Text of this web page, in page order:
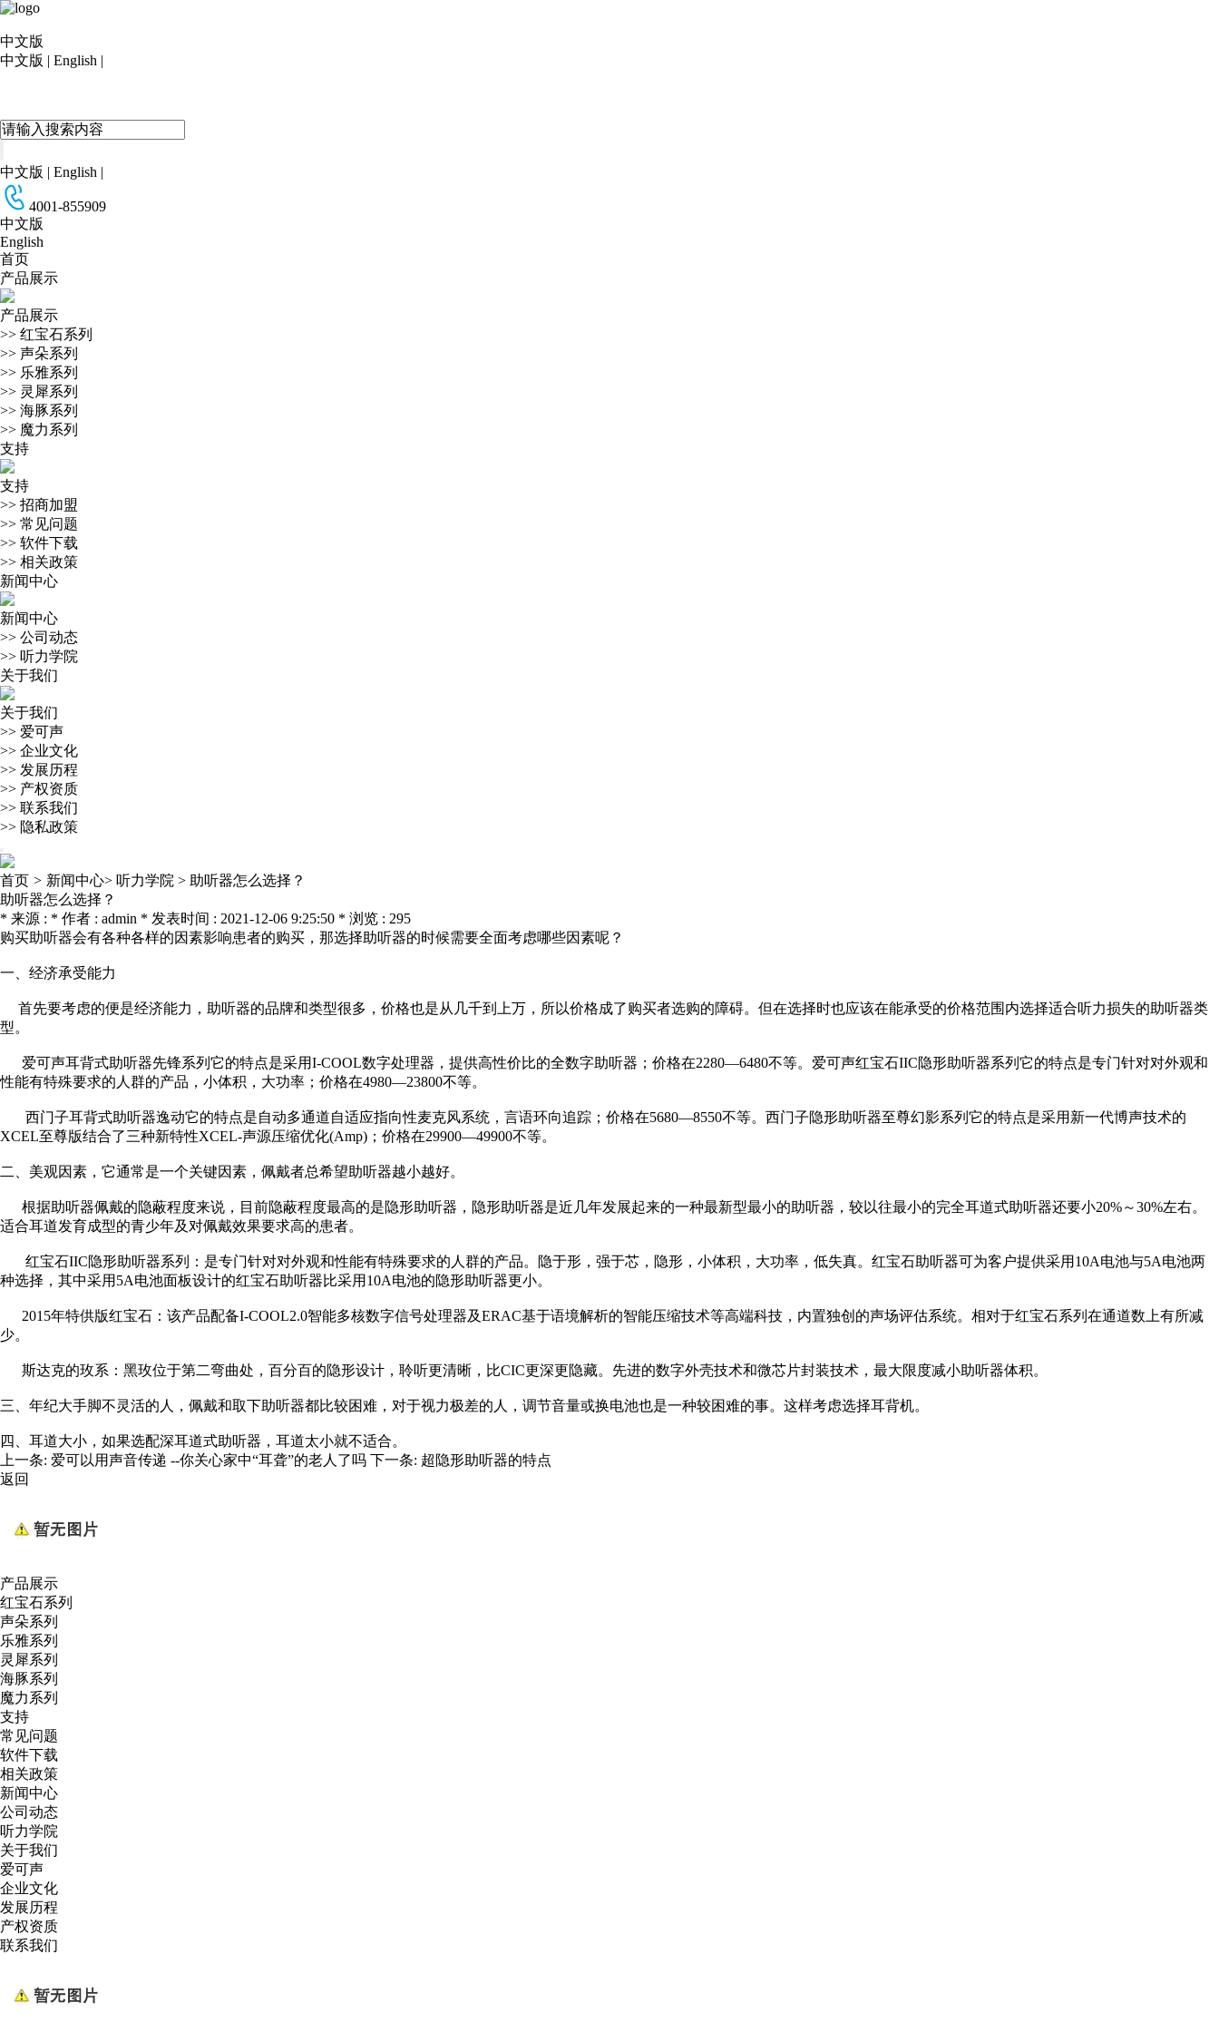
中文版
中文版 | English |
中文版 | English |
4001-855909
中文版
English
首页
产品展示
产品展示
>> 红宝石系列
>> 声朵系列
>> 乐雅系列
>> 灵犀系列
>> 海豚系列
>> 魔力系列
支持
支持
>> 招商加盟
>> 常见问题
>> 软件下载
>> 相关政策
新闻中心
新闻中心
>> 公司动态
>> 听力学院
关于我们
关于我们
>> 爱可声
>> 企业文化
>> 发展历程
>> 产权资质
>> 联系我们
>> 隐私政策
首页 > 新闻中心> 听力学院 > 助听器怎么选择？
助听器怎么选择？
* 来源 : * 作者 : admin * 发表时间 : 2021-12-06 9:25:50 * 浏览 : 295
购买助听器会有各种各样的因素影响患者的购买，那选择助听器的时候需要全面考虑哪些因素呢？
一、经济承受能力
首先要考虑的便是经济能力，助听器的品牌和类型很多，价格也是从几千到上万，所以价格成了购买者选购的障碍。但在选择时也应该在能承受的价格范围内选择适合听力损失的助听器类
型。
爱可声耳背式助听器先锋系列它的特点是采用I-COOL数字处理器，提供高性价比的全数字助听器；价格在2280—6480不等。爱可声红宝石IIC隐形助听器系列它的特点是专门针对对外观和
性能有特殊要求的人群的产品，小体积，大功率；价格在4980—23800不等。
西门子耳背式助听器逸动它的特点是自动多通道自适应指向性麦克风系统，言语环向追踪；价格在5680—8550不等。西门子隐形助听器至尊幻影系列它的特点是采用新一代博声技术的
XCEL至尊版结合了三种新特性XCEL-声源压缩优化(Amp)；价格在29900—49900不等。
二、美观因素，它通常是一个关键因素，佩戴者总希望助听器越小越好。
根据助听器佩戴的隐蔽程度来说，目前隐蔽程度最高的是隐形助听器，隐形助听器是近几年发展起来的一种最新型最小的助听器，较以往最小的完全耳道式助听器还要小20%～30%左右。
适合耳道发育成型的青少年及对佩戴效果要求高的患者。
红宝石IIC隐形助听器系列：是专门针对对外观和性能有特殊要求的人群的产品。隐于形，强于芯，隐形，小体积，大功率，低失真。红宝石助听器可为客户提供采用10A电池与5A电池两
种选择，其中采用5A电池面板设计的红宝石助听器比采用10A电池的隐形助听器更小。
2015年特供版红宝石：该产品配备I-COOL2.0智能多核数字信号处理器及ERAC基于语境解析的智能压缩技术等高端科技，内置独创的声场评估系统。相对于红宝石系列在通道数上有所减
少。
斯达克的玫系：黑玫位于第二弯曲处，百分百的隐形设计，聆听更清晰，比CIC更深更隐藏。先进的数字外壳技术和微芯片封装技术，最大限度减小助听器体积。
三、年纪大手脚不灵活的人，佩戴和取下助听器都比较困难，对于视力极差的人，调节音量或换电池也是一种较困难的事。这样考虑选择耳背机。
四、耳道大小，如果选配深耳道式助听器，耳道太小就不适合。
上一条: 爱可以用声音传递 --你关心家中“耳聋”的老人了吗 下一条: 超隐形助听器的特点
返回
产品展示
红宝石系列
声朵系列
乐雅系列
灵犀系列
海豚系列
魔力系列
支持
常见问题
软件下载
相关政策
新闻中心
公司动态
听力学院
关于我们
爱可声
企业文化
发展历程
产权资质
联系我们